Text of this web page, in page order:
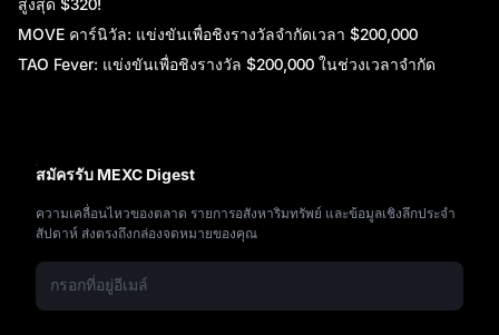
สูงสุด $320!
MOVE คาร์นิวัล: แข่งขันเพื่อชิงรางวัลจำกัดเวลา $200,000
TAO Fever: แข่งขันเพื่อชิงรางวัล $200,000 ในช่วงเวลาจำกัด
สมัครรับ MEXC Digest
ความเคลื่อนไหวของตลาด รายการอสังหาริมทรัพย์ และข้อมูลเชิงลึกประจำ
สัปดาห์ ส่งตรงถึงกล่องจดหมายของคุณ